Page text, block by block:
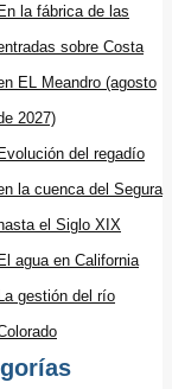
En la fábrica de las
sobre Costa
EL Meandro (agosto
2027)
Evolución del regadío
la cuenca del Segura
hasta el Siglo XIX
El agua en California
La gestión del río